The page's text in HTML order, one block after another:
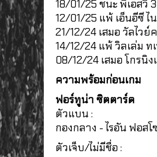
18/01/25 ชนะ พีเอสวี
12/01/25 แพ้ เอ็นอีซี ไ
21/12/24 เสมอ วัลไว
14/12/24 แพ้ วิลเล่ม ท
08/12/24 เสมอ โกรนิ
ความพร้อมก่อนเกม
ฟอร์ทูน่า ซิตตาร์ด
ตัวแบน :
กองกลาง - ไรอัน ฟอสโ
ตัวเจ็บ/ไม่มีชื่อ :